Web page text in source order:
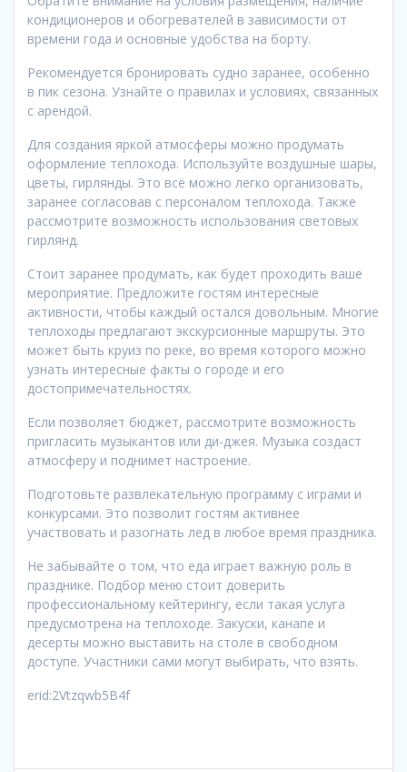
кондиционеров и обогревателей в зависимости от
времени года и основные удобства на борту.
Рекомендуется бронировать судно заранее, особенно
в пик сезона. Узнайте о правилах и условиях, связанных
с арендой.
Для создания яркой атмосферы можно продумать
оформление теплохода. Используйте воздушные шары,
цветы, гирлянды. Это всё можно легко организовать,
заранее согласовав с персоналом теплохода. Также
рассмотрите возможность использования световых
гирлянд.
Стоит заранее продумать, как будет проходить ваше
мероприятие. Предложите гостям интересные
активности, чтобы каждый остался довольным. Многие
теплоходы предлагают экскурсионные маршруты. Это
может быть круиз по реке, во время которого можно
узнать интересные факты о городе и его
достопримечательностях.
Если позволяет бюджет, рассмотрите возможность
пригласить музыкантов или ди-джея. Музыка создаст
атмосферу и поднимет настроение.
Подготовьте развлекательную программу с играми и
конкурсами. Это позволит гостям активнее
участвовать и разогнать лед в любое время праздника.
Не забывайте о том, что еда играет важную роль в
празднике. Подбор меню стоит доверить
профессиональному кейтерингу, если такая услуга
предусмотрена на теплоходе. Закуски, канапе и
десерты можно выставить на столе в свободном
доступе. Участники сами могут выбирать, что взять.
erid:2Vtzqwb5B4f